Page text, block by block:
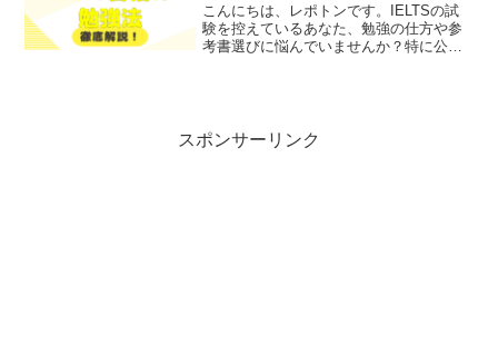
こんにちは、レポトンです。IELTSの試
験を控えているあなた、勉強の仕方や参
考書選びに悩んでいませんか？特に公式
スポンサーリンク